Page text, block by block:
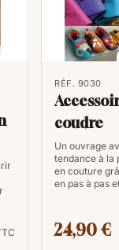
une base solide
lorsque l'on
lecture d'un
de sécurité
avec les
l'utilisation
vous
lame, à
RÉF. 9030
coudre
Un ouvrage
tendance à la
en couture
en pas à pas
24,90 €